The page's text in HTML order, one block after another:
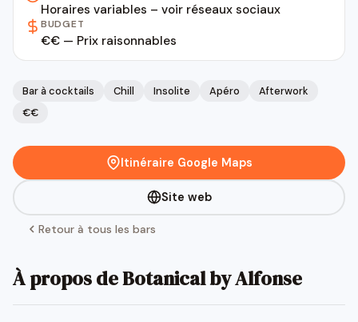
Horaires variables – voir réseaux sociaux
BUDGET
€€ — Prix raisonnables
Bar à cocktails Chill Insolite Apéro
Afterwork
€€
Itinéraire Google Maps
Site web
Retour à tous les bars
À propos de Botanical by Alfonse